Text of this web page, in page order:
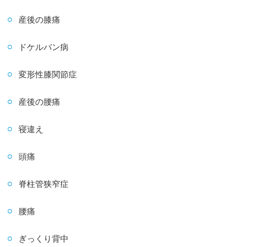
産後の膝痛
ドケルバン病
変形性膝関節症
産後の腰痛
寝違え
頭痛
脊柱管狭窄症
腰痛
ぎっくり背中